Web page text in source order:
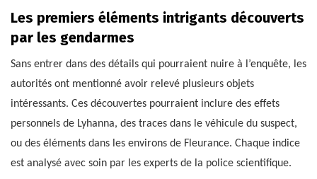
Les premiers éléments intrigants découverts
par les gendarmes
Sans entrer dans des détails qui pourraient nuire à l’enquête, les
autorités ont mentionné avoir relevé plusieurs objets
intéressants. Ces découvertes pourraient inclure des effets
personnels de Lyhanna, des traces dans le véhicule du suspect,
ou des éléments dans les environs de Fleurance. Chaque indice
est analysé avec soin par les experts de la police scientifique.